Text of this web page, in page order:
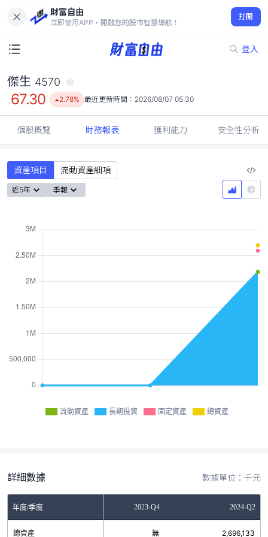
財富自由
立即使用APP，開啟您的股市智慧導航！
打開
登入
67.30
2.78%
傑生 4570
67.30 2.78% 最近更新時間： 2026/08/07 05:30
個股概覽 財務報表 獲利能力 安全性分析
資產項目 流動資產細項
近5年 季報
流動資產 長期投資 固定資產 總資產
詳細數據 數據單位：千元
年度/季度2023-Q2 2023-Q4 2024-Q2
總資產 無 2,696,133